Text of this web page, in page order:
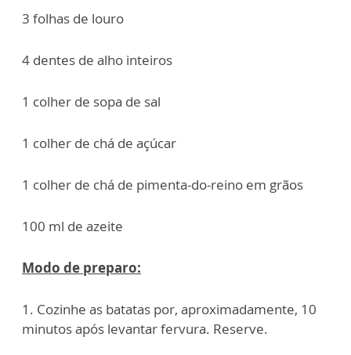
3 folhas de louro
4 dentes de alho inteiros
1 colher de sopa de sal
1 colher de chá de açúcar
1 colher de chá de pimenta-do-reino em grãos
100 ml de azeite
Modo de preparo:
1. Cozinhe as batatas por, aproximadamente, 10
minutos após levantar fervura. Reserve.